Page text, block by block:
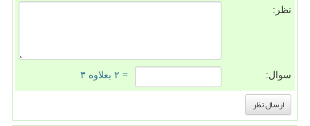
نظر:
سوال: = ۲ بعلاوه ۳